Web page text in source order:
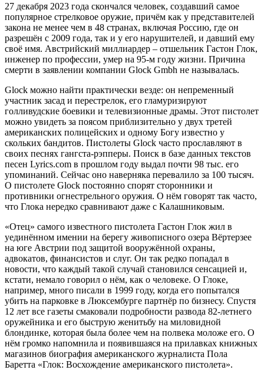
27 декабря 2023 года скончался человек, создавший самое
популярное стрелковое оружие, причём как у представителей
закона не менее чем в 48 странах, включая Россию, где он
разрешён с 2009 года, так и у его нарушителей, и давший ему
своё имя. Австрийский миллиардер – отшельник Гастон Глок,
инженер по профессии, умер на 95-м году жизни. Причина
смерти в заявлении компании Glock Gmbh не называлась.
Glock можно найти практически везде: он непременный
участник засад и перестрелок, его гламуризируют
голливудские боевики и телевизионные драмы. Этот пистолет
можно увидеть за поясом приблизительно у двух третей
американских полицейских и одному Богу известно у
скольких бандитов. Пистолеты Glock часто прославляют в
своих песнях гангста-рэпперы. Поиск в базе данных текстов
песен Lyrics.com в прошлом году выдал почти 98 тыс. его
упоминаний. Сейчас оно наверняка перевалило за 100 тысяч.
О пистолете Glock постоянно спорят сторонники и
противники огнестрельного оружия. О нём говорят так часто,
что Глока нередко сравнивают даже с Калашниковым.
«Отец» самого известного пистолета Гастон Глок жил в
уединённом имении на берегу живописного озера Вёртерзее
на юге Австрии под защитой вооружённой охраны,
адвокатов, финансистов и слуг. Он так редко попадал в
новости, что каждый такой случай становился сенсацией и,
кстати, немало говорил о нём, как о человеке. О Глоке,
например, много писали в 1999 году, когда его попытался
убить на парковке в Люксембурге партнёр по бизнесу. Спустя
12 лет все газеты смаковали подробности развода 82-летнего
оружейника и его быструю женитьбу на миловидной
блондинке, которая была более чем на полвека моложе его. О
нём громко напомнила и появившаяся на прилавках книжных
магазинов биография американского журналиста Пола
Баретта «Глок: Восхождение американского пистолета».